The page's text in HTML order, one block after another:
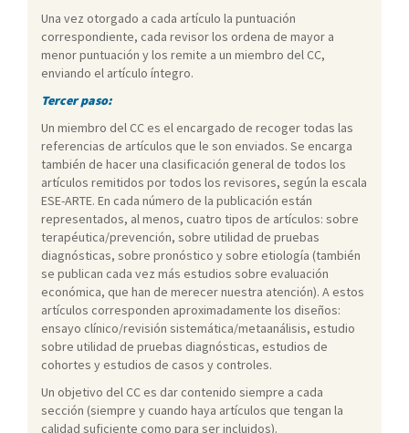
Una vez otorgado a cada artículo la puntuación
correspondiente, cada revisor los ordena de mayor a
menor puntuación y los remite a un miembro del CC,
enviando el artículo íntegro.
Tercer paso:
Un miembro del CC es el encargado de recoger todas las
referencias de artículos que le son enviados. Se encarga
también de hacer una clasificación general de todos los
artículos remitidos por todos los revisores, según la escala
ESE-ARTE. En cada número de la publicación están
representados, al menos, cuatro tipos de artículos: sobre
terapéutica/prevención, sobre utilidad de pruebas
diagnósticas, sobre pronóstico y sobre etiología (también
se publican cada vez más estudios sobre evaluación
económica, que han de merecer nuestra atención). A estos
artículos corresponden aproximadamente los diseños:
ensayo clínico/revisión sistemática/metaanálisis, estudio
sobre utilidad de pruebas diagnósticas, estudios de
cohortes y estudios de casos y controles.
Un objetivo del CC es dar contenido siempre a cada
sección (siempre y cuando haya artículos que tengan la
calidad suficiente como para ser incluidos).